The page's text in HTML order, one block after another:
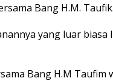
Bang H.M. Taufik.
yang luar
Bang H.M Taufim